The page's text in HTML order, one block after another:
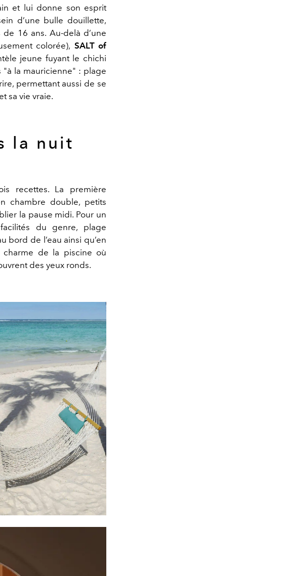
et lui donne son esprit
d’une bulle douillette,
16 ans. Au-delà d’une
colorée), SALT of
jeune fuyant le chichi
"à la mauricienne" : plage
permettant aussi de se
sa vie vraie.
la nuit
recettes. La première
chambre double, petits
la pause midi. Pour un
du genre, plage
bord de l’eau ainsi qu’en
charme de la piscine où
des yeux ronds.